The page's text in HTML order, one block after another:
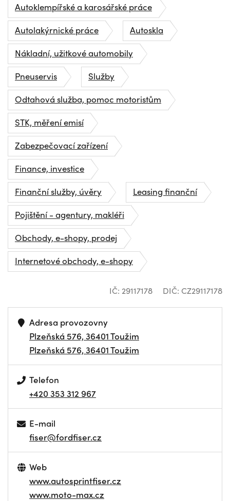
Autoklempířské a karosářské práce
Autolakýrnické práce
Autoskla
Nákladní, užitkové automobily
Pneuservis
Služby
Odtahová služba, pomoc motoristům
STK, měření emisí
Zabezpečovací zařízení
Finance, investice
Finanční služby, úvěry
Leasing finanční
Pojištění - agentury, makléři
Obchody, e-shopy, prodej
Internetové obchody, e-shopy
IČ: 29117178 DIČ: CZ29117178
Adresa provozovny
Plzeňská 576, 36401 Toužim
Plzeňská 576, 36401 Toužim
Telefon
+420 353 312 967
E-mail
fiser@fordfiser.cz
Web
www.autosprintfiser.cz
www.moto-max.cz